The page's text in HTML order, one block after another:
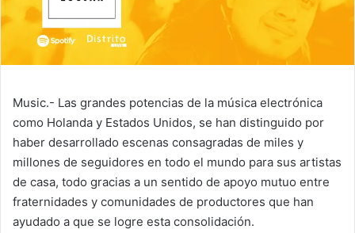
Music.- Las grandes potencias de la música electrónica
como Holanda y Estados Unidos, se han distinguido por
haber desarrollado escenas consagradas de miles y
millones de seguidores en todo el mundo para sus artistas
de casa, todo gracias a un sentido de apoyo mutuo entre
fraternidades y comunidades de productores que han
ayudado a que se logre esta consolidación.